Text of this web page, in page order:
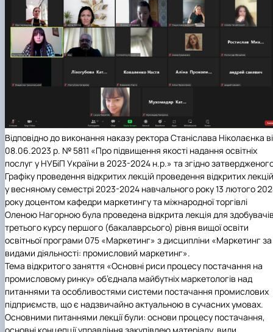
Відповідно до виконання наказу ректора Станіслава Ніколаєнка
08.06.2023 р. № 5811 «Про підвищення якості надання освітніх
послуг у НУБіП України в 2023-2024 н.р.» та згідно
Графіку проведення відкритих лекцій проведення відкритих лекцій
у весняному семестрі 2023-2024 навчального року 13 лютого
року доцентом кафедри маркетингу та міжнародної торгівлі
Оленою Нагорною була проведена відкрита лекція для
третього курсу першого (бакалаврсього) рівня вищої освіти
освітньої програми 075 «Маркетинг» з дисципліни «Маркетинг за
видами діяльності: промисловий маркетинг».
Тема відкритого заняття «Основні риси процесу постачання на
промисловому ринку» об’єднала майбутніх маркетологів над
питаннями та особливостями системи постачання промислових
підприємств, що є надзвичайно актуальною в сучасних умовах.
Основними питаннями лекції були: основи процесу постачання,